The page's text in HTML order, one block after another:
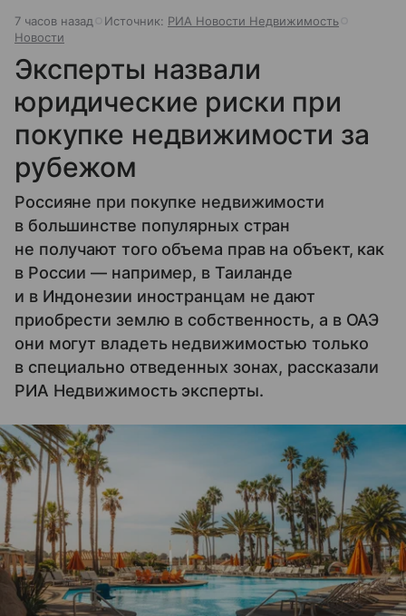
7 часов назад Источник: РИА Новости Недвижимость
Новости
Эксперты назвали
юридические риски при
покупке недвижимости за
рубежом
Россияне при покупке недвижимости
в большинстве популярных стран
не получают того объема прав на объект, как
в России — например, в Таиланде
и в Индонезии иностранцам не дают
приобрести землю в собственность, а в ОАЭ
они могут владеть недвижимостью только
в специально отведенных зонах, рассказали
РИА Недвижимость эксперты.